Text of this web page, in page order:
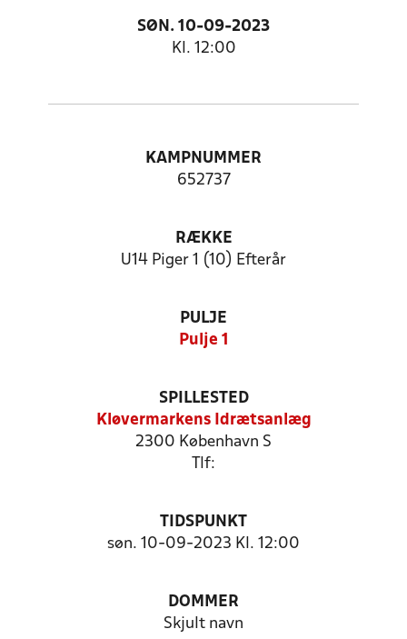
SØN. 10-09-2023
Kl. 12:00
KAMPNUMMER
652737
RÆKKE
U14 Piger 1 (10) Efterår
PULJE
Pulje 1
SPILLESTED
Kløvermarkens Idrætsanlæg
2300 København S
Tlf:
TIDSPUNKT
søn. 10-09-2023 Kl. 12:00
DOMMER
Skjult navn